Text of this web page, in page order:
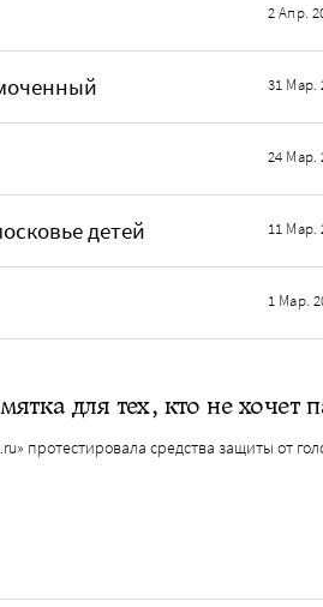
2 Апр.
31 Мар.
24 Мар.
детей 11 Мар.
1 Мар.
для тех, кто не хочет
протестировала средства защиты от